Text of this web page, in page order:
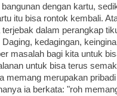
dengan kartu,
itu bisa rontok kembali.
dalam perangkap
kedagingan,
masalah bagi kita untuk
untuk bisa terus
memang merupakan
ia berkata: "roh